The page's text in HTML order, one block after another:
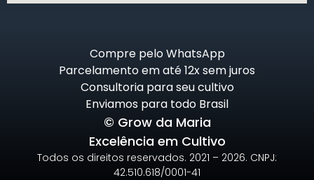
Compre pelo WhatsApp
Parcelamento em até 12x sem juros
Consultoria para seu cultivo
Enviamos para todo Brasil
© Grow da Maria
Excelência em Cultivo
Todos os direitos reservados. 2021 – 2026. CNPJ:
42.510.618/0001-41